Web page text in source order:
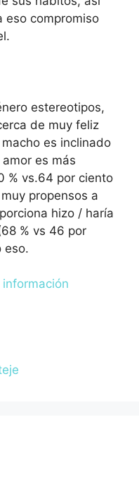
eso compromiso
estereotipos,
de muy feliz
es inclinado
es más
% vs.64 por ciento
propensos a
hizo / haría
% vs 46 por
eso.